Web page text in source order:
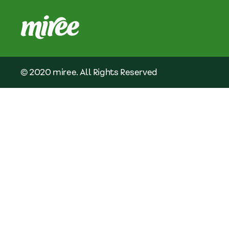
© 2020 miree. All Rights Reserved